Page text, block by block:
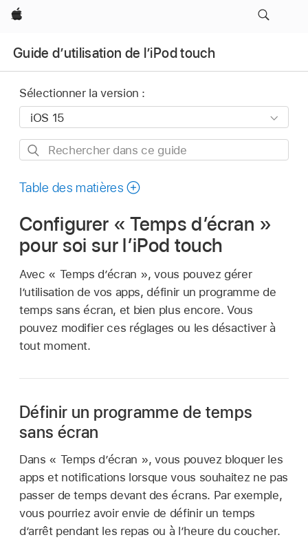
Apple
Guide d’utilisation de l’iPod touch
Sélectionner la version :
Rechercher
ce
Table des matières
Configurer « Temps d’écran »
pour soi sur l’iPod touch
Avec « Temps d’écran », vous pouvez gérer
l’utilisation de vos apps, définir un programme de
temps sans écran, et bien plus encore. Vous
pouvez modifier ces réglages ou les désactiver à
tout moment.
Définir un programme de temps
sans écran
Dans « Temps d’écran », vous pouvez bloquer les
apps et notifications lorsque vous souhaitez ne pas
passer de temps devant des écrans. Par exemple,
vous pourriez avoir envie de définir un temps
d’arrêt pendant les repas ou à l’heure du coucher.